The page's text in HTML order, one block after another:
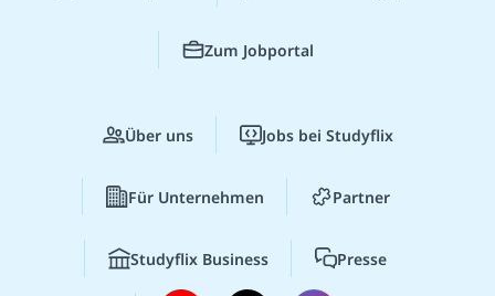
Zum Jobportal
Über uns Jobs bei Studyflix
Für Unternehmen Partner
Studyflix Business Presse